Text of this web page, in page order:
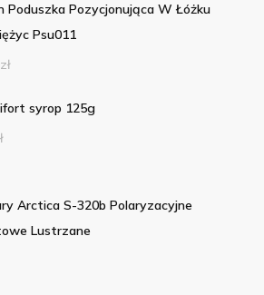
Poduszka Pozycjonująca W Łóżku
Psu011
zł
syrop 125g
Arctica S-320b Polaryzacyjne
Lustrzane